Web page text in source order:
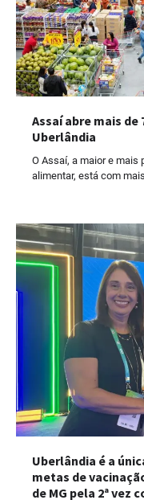
Assaí abre mais de
Uberlândia
O Assaí, a maior e mais
alimentar, está com
Uberlândia é a
metas de
de MG pela 2ª vez